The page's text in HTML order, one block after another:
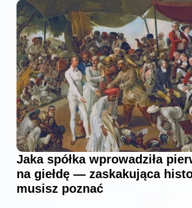
Jaka spółka wprowadziła
na giełdę — zaskakująca
musisz poznać